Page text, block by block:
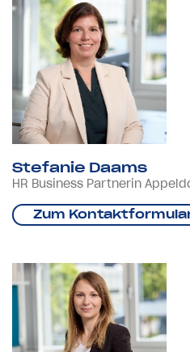
Stefanie Daams
HR Business Partnerin
Zum